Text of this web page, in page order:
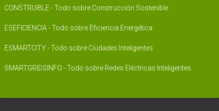
CONSTRUIBLE - Todo sobre Construcción Sostenible
ESEFICIENCIA - Todo sobre Eficiencia Energética
ESMARTCITY - Todo sobre Ciudades Inteligentes
SMARTGRIDSINFO - Todo sobre Redes Eléctricas Inteligentes